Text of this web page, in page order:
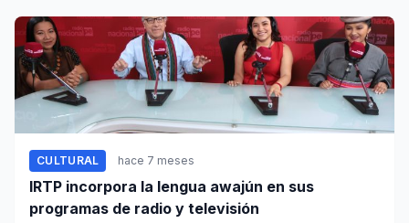
CULTURAL hace 7 meses
IRTP incorpora la lengua awajún en sus
programas de radio y televisión